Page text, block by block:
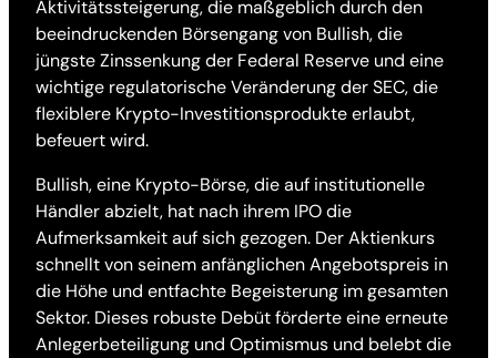
Aktivitätssteigerung, die maßgeblich durch den
beeindruckenden Börsengang von Bullish, die
jüngste Zinssenkung der Federal Reserve und eine
wichtige regulatorische Veränderung der SEC, die
flexiblere Krypto-Investitionsprodukte erlaubt,
befeuert wird.
Bullish, eine Krypto-Börse, die auf institutionelle
Händler abzielt, hat nach ihrem IPO die
Aufmerksamkeit auf sich gezogen. Der Aktienkurs
schnellt von seinem anfänglichen Angebotspreis in
die Höhe und entfachte Begeisterung im gesamten
Sektor. Dieses robuste Debüt förderte eine erneute
Anlegerbeteiligung und Optimismus und belebt die